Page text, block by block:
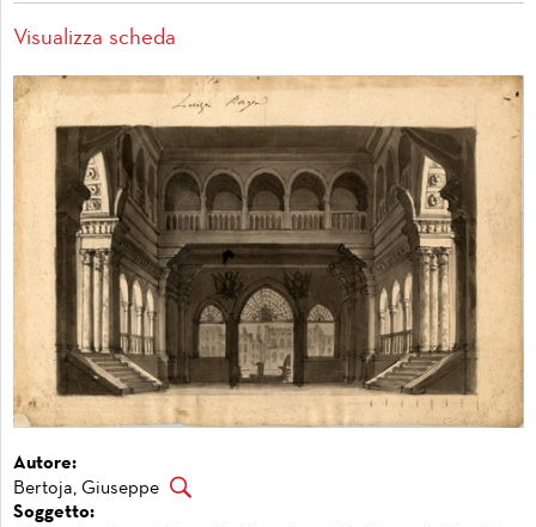
Visualizza scheda
Autore:
Bertoja, Giuseppe
Soggetto: